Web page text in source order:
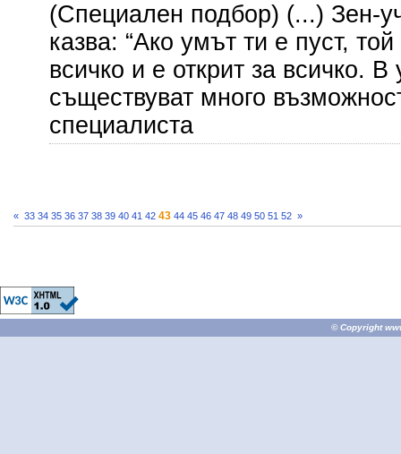
(Специален подбор) (...) Зен-
казва: “Ако умът ти е пуст, той
всичко и е открит за всичко.
съществуват много
специалиста
« 33 34 35 36 37 38 39 40 41 42 43 44 45 46 47 48 49 50 51 52 »
© Copyright